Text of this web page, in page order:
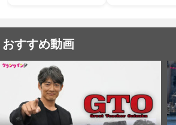
おすすめ動画